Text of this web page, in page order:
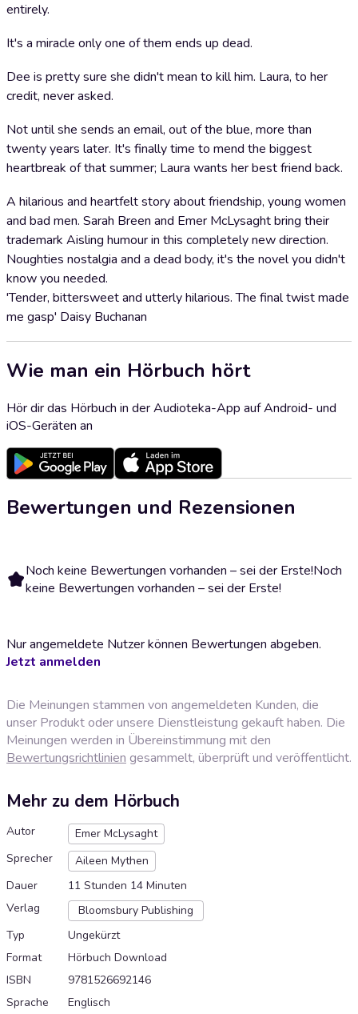
entirely.
It's a miracle only one of them ends up dead.
Dee is pretty sure she didn't mean to kill him. Laura, to her
credit, never asked.
Not until she sends an email, out of the blue, more than
twenty years later. It's finally time to mend the biggest
heartbreak of that summer; Laura wants her best friend back.
A hilarious and heartfelt story about friendship, young women
and bad men. Sarah Breen and Emer McLysaght bring their
trademark Aisling humour in this completely new direction.
Noughties nostalgia and a dead body, it's the novel you didn't
know you needed.
'Tender, bittersweet and utterly hilarious. The final twist made
me gasp' Daisy Buchanan
Wie man ein Hörbuch hört
Hör dir das Hörbuch in der Audioteka-App auf Android- und
iOS-Geräten an
Bewertungen und Rezensionen
Noch keine Bewertungen vorhanden – sei der Erste!Noch
keine Bewertungen vorhanden – sei der Erste!
Nur angemeldete Nutzer können Bewertungen abgeben.
Jetzt anmelden
Die Meinungen stammen von angemeldeten Kunden, die
unser Produkt oder unsere Dienstleistung gekauft haben. Die
Meinungen werden in Übereinstimmung mit den
Bewertungsrichtlinien gesammelt, überprüft und veröffentlicht.
Mehr zu dem Hörbuch
Autor
Emer McLysaght
Sprecher
Aileen Mythen
Dauer
11 Stunden 14 Minuten
Verlag
Bloomsbury Publishing
Typ
Ungekürzt
Format
Hörbuch Download
ISBN
9781526692146
Sprache
Englisch